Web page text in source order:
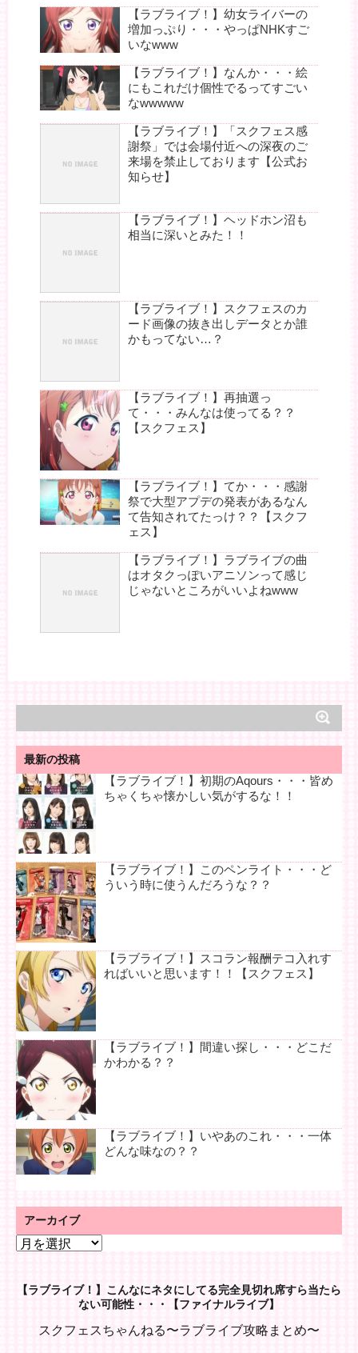
【ラブライブ！】幼女ライバーの
増加っぷり・・・やっぱNHKすご
いなwww
【ラブライブ！】なんか・・・絵
にもこれだけ個性でるってすごい
なwwwww
【ラブライブ！】「スクフェス感
謝祭」では会場付近への深夜のご
来場を禁止しております【公式お
知らせ】
【ラブライブ！】ヘッドホン沼も
相当に深いとみた！！
【ラブライブ！】スクフェスのカ
ード画像の抜き出しデータとか誰
かもってない…？
【ラブライブ！】再抽選っ
て・・・みんなは使ってる？？
【スクフェス】
【ラブライブ！】てか・・・感謝
祭で大型アプデの発表があるなん
て告知されてたっけ？？【スクフ
ェス】
【ラブライブ！】ラブライブの曲
はオタクっぽいアニソンって感じ
じゃないところがいいよねwww
最新の投稿
【ラブライブ！】初期のAqours・・・皆め
ちゃくちゃ懐かしい気がするな！！
【ラブライブ！】このペンライト・・・ど
ういう時に使うんだろうな？？
【ラブライブ！】スコラン報酬テコ入れす
ればいいと思います！！【スクフェス】
【ラブライブ！】間違い探し・・・どこだ
かわかる？？
【ラブライブ！】いやあのこれ・・・一体
どんな味なの？？
アーカイブ
ア
イ【ラブライブ！】こんなにネタにしてる完全見切れ席すら当たら
ない可能性・・・【ファイナルライブ】
スクフェスちゃんねる〜ラブライブ攻略まとめ〜